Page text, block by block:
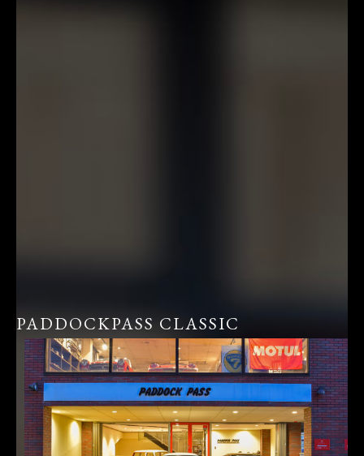
PADDOCKPASS CLASSIC